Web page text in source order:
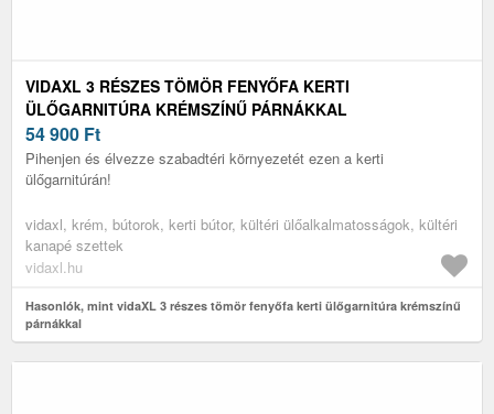
VIDAXL 3 RÉSZES TÖMÖR FENYŐFA KERTI
ÜLŐGARNITÚRA KRÉMSZÍNŰ PÁRNÁKKAL
54 900 Ft
Pihenjen és élvezze szabadtéri környezetét ezen a kerti
ülőgarnitúrán!
vidaxl, krém, bútorok, kerti bútor, kültéri ülőalkalmatosságok, kültéri
kanapé szettek
vidaxl.hu
Hasonlók, mint vidaXL 3 részes tömör fenyőfa kerti ülőgarnitúra krémszínű
párnákkal